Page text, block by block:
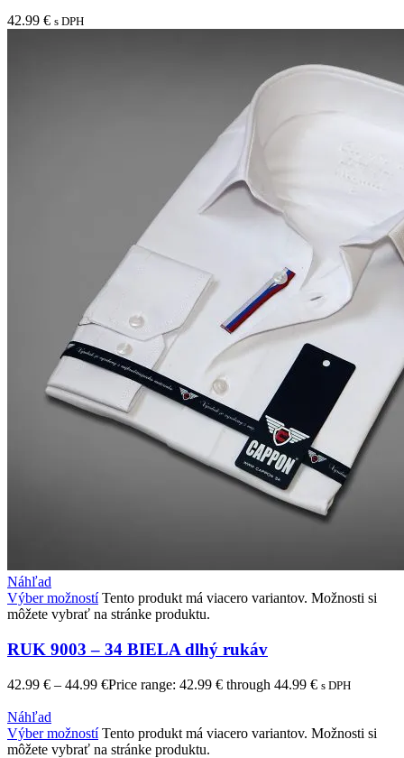
42.99 € s DPH
Náhľad
Výber možností Tento produkt má viacero variantov. Možnosti si
môžete vybrať na stránke produktu.
RUK 9003 – 34 BIELA dlhý rukáv
42.99 € – 44.99 €Price range: 42.99 € through 44.99 € s DPH
Náhľad
Výber možností Tento produkt má viacero variantov. Možnosti si
môžete vybrať na stránke produktu.